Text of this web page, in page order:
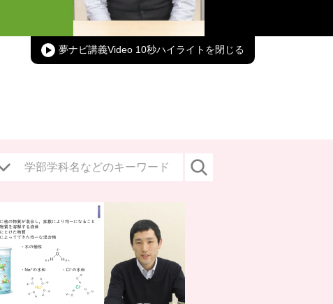
in-
夢ナビ講義Video 10秒ハイライト